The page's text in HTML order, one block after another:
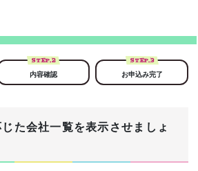
STEP.2
内容確認
STEP.3
お申込み完了
た会社一覧を表示させましょ